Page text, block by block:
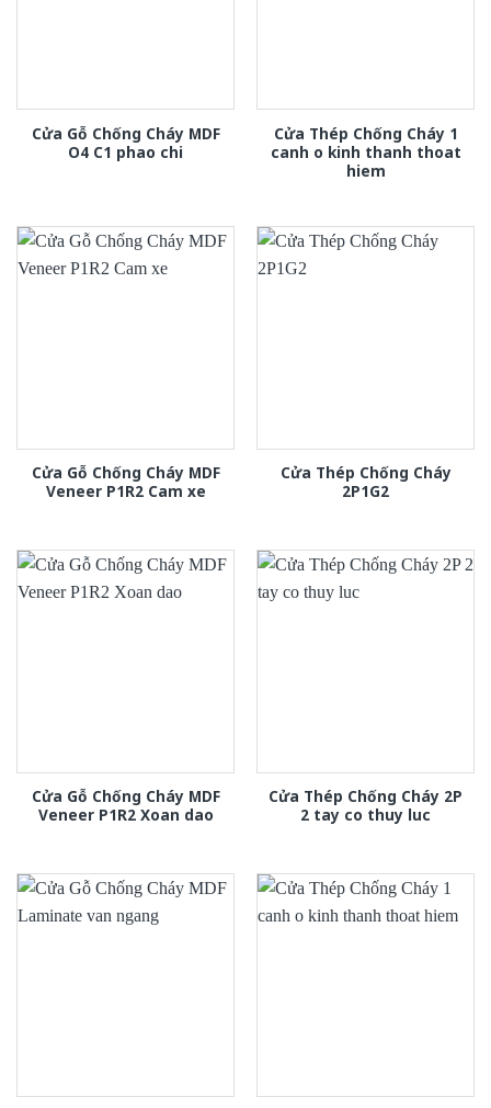
Cửa Gỗ Chống Cháy MDF
O4 C1 phao chi
Cửa Thép Chống Cháy 1
canh o kinh thanh thoat
hiem
Cửa Gỗ Chống Cháy MDF
Veneer P1R2 Cam xe
Cửa Thép Chống Cháy
2P1G2
Cửa Gỗ Chống Cháy MDF
Veneer P1R2 Xoan dao
Cửa Thép Chống Cháy 2P
2 tay co thuy luc